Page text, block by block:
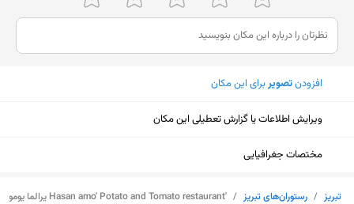
افزودنتصویربرای این مکان
ویرایش اطلاعات یا گزارش تعطیلی این مکان
مختصات جغرافیایی
تبریز / رستوران‌های تبریز / 'Hasan amo' Potato and Tomato restaurant یرالما یومورتا حسن عمی